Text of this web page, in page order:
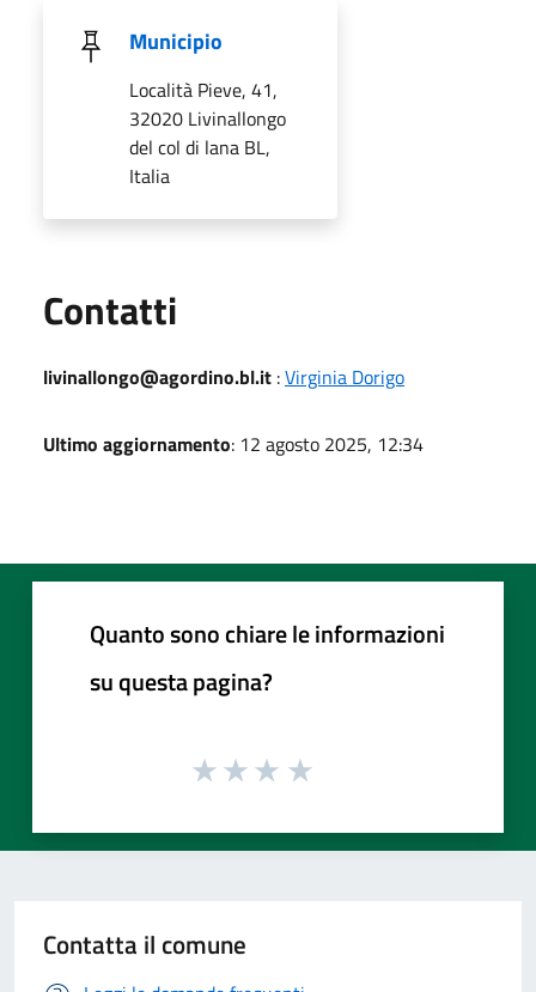
Municipio
Località Pieve, 41,
32020 Livinallongo
del col di lana BL,
Italia
Contatti
livinallongo@agordino.bl.it :Virginia Dorigo
Ultimo aggiornamento: 12 agosto 2025, 12:34
Quanto sono chiare le informazioni
su questa pagina?
Contatta il comune